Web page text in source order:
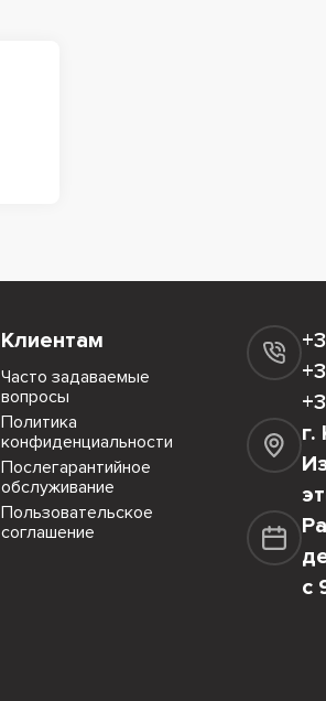
Клиентам
Часто задаваемые
вопросы
Политика
конфиденциальности
Послегарантийное
обслуживание
Пользовательское
соглашение
г.
с